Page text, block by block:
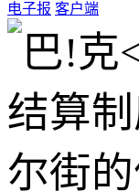
电子报 客户端